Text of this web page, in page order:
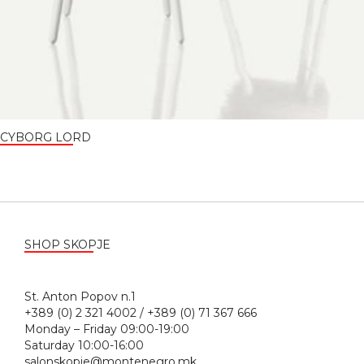
CYBORG LORD
SHOP SKOPJE
St. Anton Popov n.1
+389 (0) 2 321 4002 / +389 (0) 71 367 666
Monday – Friday 09:00-19:00
Saturday 10:00-16:00